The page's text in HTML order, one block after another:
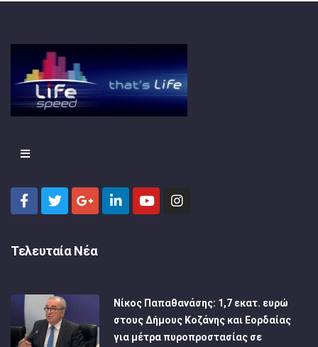
Τελευταία Νέα
Νίκος Παπαθανάσης: 1,7 εκατ. ευρώ
στους Δήμους Κοζάνης και Εορδαίας
για μέτρα πυροπροστασίας σε